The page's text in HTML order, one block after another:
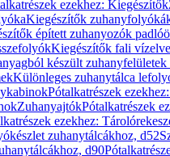
ezekhez: Kiegészítők
Kiegészítők
épített zuhanyozók
Kiegészítők fali
készült
Különleges zuhanytálca
Pótalkatrészek
ZuhanyajtókPótalkatrészek
ezekhez:
zuhanytálcákhoz, d52
d90